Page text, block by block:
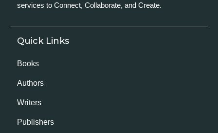
services to Connect, Collaborate, and Create.
Quick Links
Books
Authors
Writers
Publishers